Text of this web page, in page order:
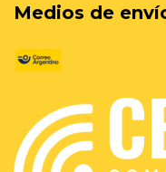
Medios de